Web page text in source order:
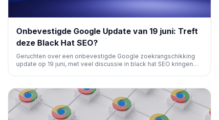
Onbevestigde Google Update van 19 juni: Treft
deze Black Hat SEO?
Geruchten over een onbevestigde Google zoekrangschikking
update op 19 juni, met veel discussie in black hat SEO kringen
praktijken.